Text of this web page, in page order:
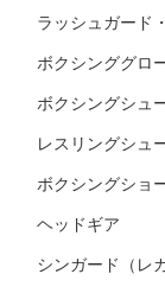
ラッシュガード
ボクシンググロ
ボクシングシュ
レスリングシュ
ボクシングショ
ヘッドギア
シンガード（レ